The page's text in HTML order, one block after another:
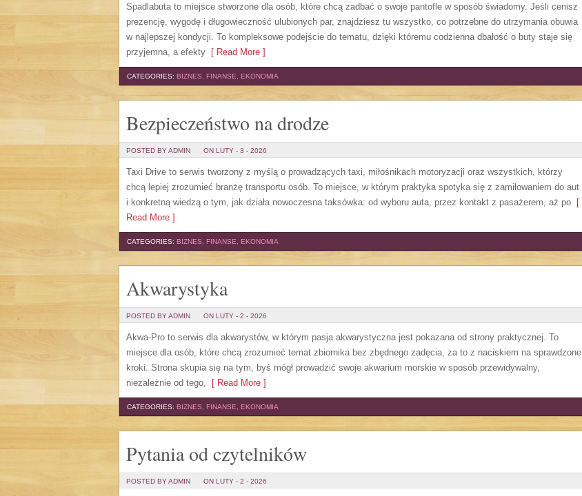
Spadlabuta to miejsce stworzone dla osób, które chcą zadbać o swoje pantofle w sposób świadomy. Jeśli cenisz
prezencję, wygodę i długowieczność ulubionych par, znajdziesz tu wszystko, co potrzebne do utrzymania obuwia
w najlepszej kondycji. To kompleksowe podejście do tematu, dzięki któremu codzienna dbałość o buty staje się
przyjemna, a efekty [ Read More ]
CATEGORIES: BIZNES, FINANSE, EKONOMIA
Bezpieczeństwo na drodze
POSTED BY ADMIN ON LUTY - 3 - 2026
Taxi Drive to serwis tworzony z myślą o prowadzących taxi, miłośnikach motoryzacji oraz wszystkich, którzy
chcą lepiej zrozumieć branżę transportu osób. To miejsce, w którym praktyka spotyka się z zamiłowaniem do aut
i konkretną wiedzą o tym, jak działa nowoczesna taksówka: od wyboru auta, przez kontakt z pasażerem, aż po [
Read More ]
CATEGORIES: BIZNES, FINANSE, EKONOMIA
Akwarystyka
POSTED BY ADMIN ON LUTY - 2 - 2026
Akwa-Pro to serwis dla akwarystów, w którym pasja akwarystyczna jest pokazana od strony praktycznej. To
miejsce dla osób, które chcą zrozumieć temat zbiornika bez zbędnego zadęcia, za to z naciskiem na sprawdzone
kroki. Strona skupia się na tym, byś mógł prowadzić swoje akwarium morskie w sposób przewidywalny,
niezależnie od tego, [ Read More ]
CATEGORIES: BIZNES, FINANSE, EKONOMIA
Pytania od czytelników
POSTED BY ADMIN ON LUTY - 2 - 2026